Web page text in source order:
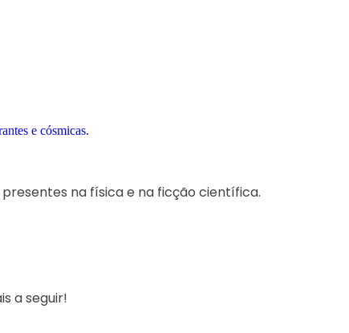
na física e na ficção científica.
a seguir!